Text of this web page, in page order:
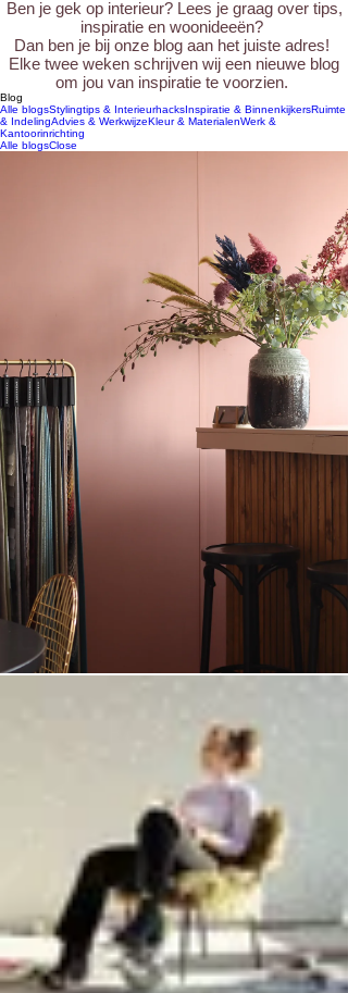
Ben je gek op interieur? Lees je graag over tips,
inspiratie en woonideeën?
Dan ben je bij onze blog aan het juiste adres!
Elke twee weken schrijven wij een nieuwe blog
om jou van inspiratie te voorzien.
Blog
Alle blogsStylingtips & InterieurhacksInspiratie & BinnenkijkersRuimte
& IndelingAdvies & WerkwijzeKleur & MaterialenWerk &
Kantoorinrichting
Alle blogsClose